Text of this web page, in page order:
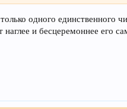
одного единственного
и бесцеремоннее его